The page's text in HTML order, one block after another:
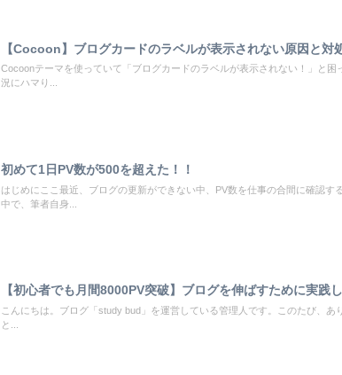
【Cocoon】ブログカードのラベルが表示されない原因と対
Cocoonテーマを使っていて「ブログカードのラベルが表示されない！」と困
況にハマり...
初めて1日PV数が500を超えた！！
はじめにここ最近、ブログの更新ができない中、PV数を仕事の合間に確認す
中で、筆者自身...
【初心者でも月間8000PV突破】ブログを伸ばすために実践
こんにちは。ブログ「study bud」を運営している管理人です。このたび、あ
と...